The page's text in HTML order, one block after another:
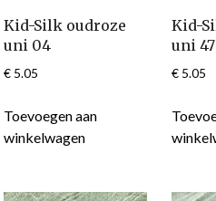
Kid-Silk oudroze
uni 04
€ 5.05
Toevoegen aan
winkelwagen
Kid-
uni 47
€5.05